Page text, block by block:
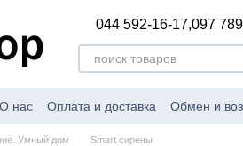
044 592-16-17,097
О нас Оплата и доставка Обмен и
Умный дом Smart сирены